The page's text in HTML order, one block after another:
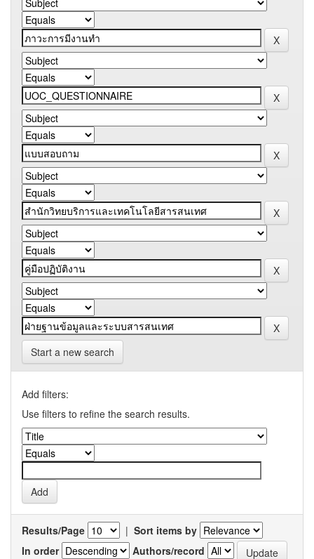
Start a new search
Add filters:
Use filters to refine the search results.
Results/Page | Sort items by
In order
Authors/record